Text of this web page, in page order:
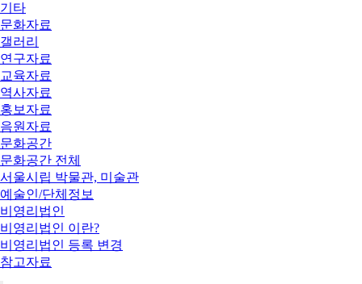
기타
문화자료
갤러리
연구자료
교육자료
역사자료
홍보자료
음원자료
문화공간
문화공간 전체
서울시립 박물관, 미술관
예술인/단체정보
비영리법인
비영리법인 이란?
비영리법인 등록 변경
참고자료